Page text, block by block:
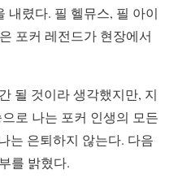
내렸다. 필 헬뮤스, 필 아이
포커 레전드가 현장에서
될 것이라 생각했지만, 지
로 나는 포커 인생의 모든
는 은퇴하지 않는다. 다음
를 밝혔다.